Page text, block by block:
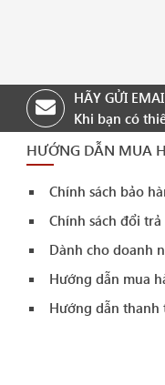
HÃY GỬI
Khi bạn có
HƯỚNG DẪN MUA
Chính sách bảo
Chính sách đổi trả
Dành cho doanh
Hướng dẫn mua
Hướng dẫn thanh